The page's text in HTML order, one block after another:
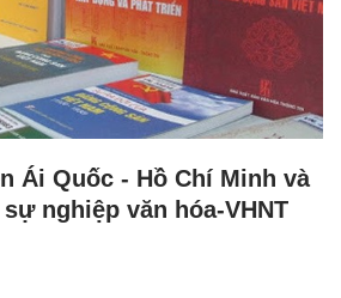
Ái Quốc - Hồ Chí Minh và
nghiệp văn hóa-VHNT